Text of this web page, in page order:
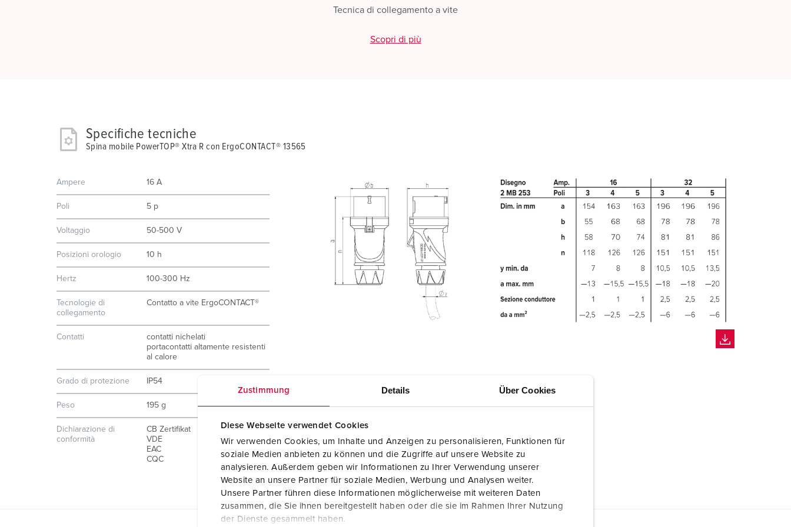
Zustimmung Details Über Cookies
Diese Webseite verwendet Cookies
Wir verwenden Cookies, um Inhalte und Anzeigen zu personalisieren, Funktionen für
soziale Medien anbieten zu können und die Zugriffe auf unsere Website zu
analysieren. Außerdem geben wir Informationen zu Ihrer Verwendung unserer
Website an unsere Partner für soziale Medien, Werbung und Analysen weiter.
Unsere Partner führen diese Informationen möglicherweise mit weiteren Daten
zusammen, die Sie ihnen bereitgestellt haben oder die sie im Rahmen Ihrer Nutzung
der Dienste gesammelt haben.
Tecnica di collegamento a vite
Scopri di più
Specifiche tecniche
Spina mobile PowerTOP® Xtra R con ErgoCONTACT® 13565
Ampere 16 A
Poli 5 p
Voltaggio 50-500 V
Posizioni orologio 10 h
Hertz 100-300 Hz
Tecnologie di
collegamento
Contatto a vite ErgoCONTACT®
Contatti
contatti nichelati
portacontatti altamente resistenti
al calore
Grado di protezione IP54
Peso 195 g
Dichiarazione di
conformità
CB Zertifikat
VDE
EAC
CQC